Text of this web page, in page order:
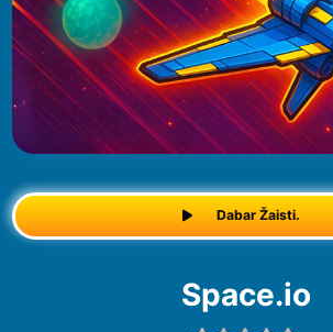
Dabar Žaisti.
Space.io